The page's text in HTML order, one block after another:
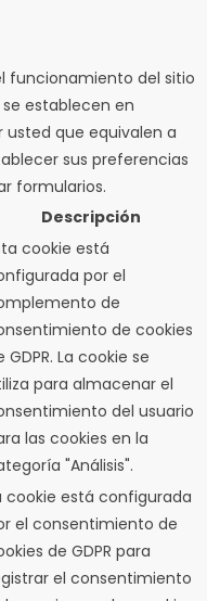
funcionamiento del sitio
establecen en
usted que equivalen a
sus preferencias
formularios.
Descripción
cookie está
por el
de
de cookies
GDPR. La cookie se
para almacenar el
del usuario
las cookies en la
"Análisis".
cookie está configurada
el consentimiento de
de GDPR para
el consentimiento